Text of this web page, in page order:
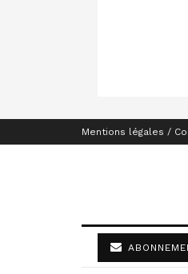
Mentions légales /